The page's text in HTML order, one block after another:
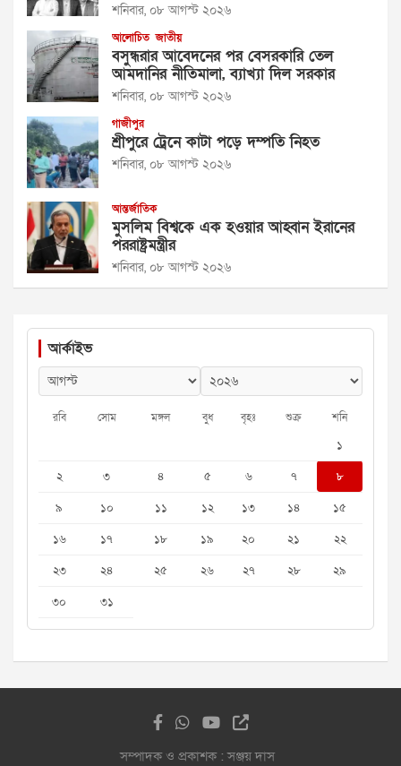
শনিবার, ০৮ আগস্ট ২০২৬
আলোচিত জাতীয়
বসুন্ধরার আবেদনের পর বেসরকারি তেল
আমদানির নীতিমালা, ব্যাখ্যা দিল সরকার
শনিবার, ০৮ আগস্ট ২০২৬
গাজীপুর
শ্রীপুরে ট্রেনে কাটা পড়ে দম্পতি নিহত
শনিবার, ০৮ আগস্ট ২০২৬
আন্তর্জাতিক
মুসলিম বিশ্বকে এক হওয়ার আহ্বান ইরানের
পররাষ্ট্রমন্ত্রীর
শনিবার, ০৮ আগস্ট ২০২৬
আর্কাইভ
রবি সোম মঙ্গল বুধ বৃহঃ শুক্র শনি
১
২
৩ ৪ ৫ ৬ ৭
৮
৯
১০ ১১ ১২ ১৩ ১৪
১৫
১৬
১৭ ১৮ ১৯ ২০ ২১
২২
২৩
২৪ ২৫ ২৬ ২৭ ২৮
২৯
৩০
৩১
সম্পাদক ও প্রকাশক : সঞ্জয় দাস